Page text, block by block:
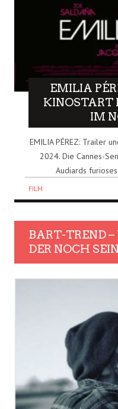
EMILIA
KINOSTART
IM
EMILIA PÉREZ: Trailer
2024. Die Cannes-
Audiards furioses
FILM
BART-TREND
DER NOCH